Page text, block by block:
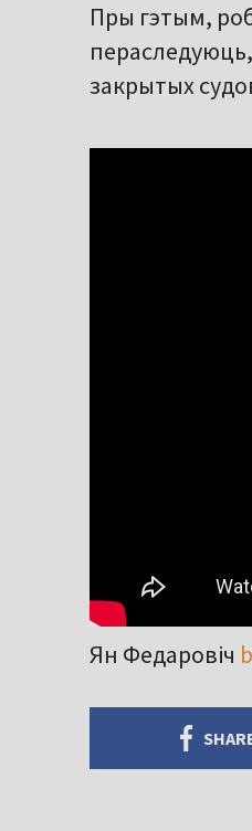
Пры гэтым,
закрытых
Ян Федаровіч